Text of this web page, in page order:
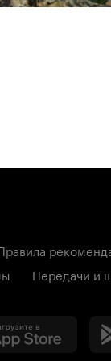
Передачи и